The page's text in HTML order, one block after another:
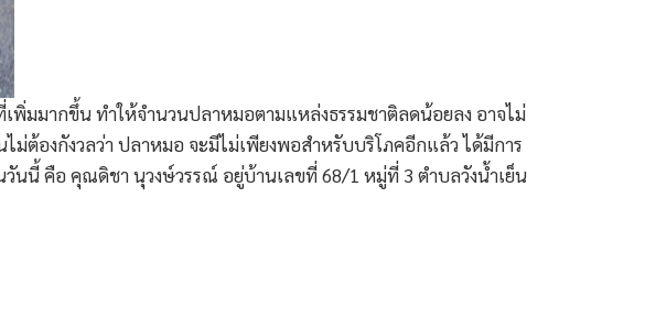
มมากขึ้น ทำให้จำนวนปลาหมอตามแหล่งธรรมชาติลดน้อยลง อาจไม่
ต้องกังวลว่า ปลาหมอ จะมีไม่เพียงพอสำหรับบริโภคอีกแล้ว ได้มีการ
วันนี้ คือ คุณดิชา นุวงษ์วรรณ์ อยู่บ้านเลขที่ 68/1 หมู่ที่ 3 ตำบลวังน้ำเย็น